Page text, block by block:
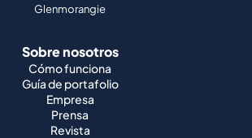
Glenmorangie
Sobre nosotros
Cómo funciona
Guía de portafolio
Empresa
Prensa
Revista